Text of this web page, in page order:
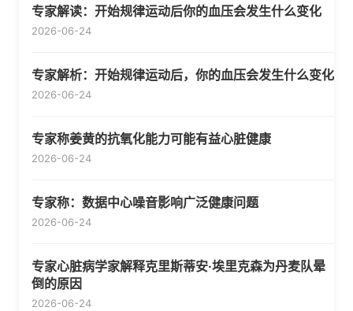
专家解读：开始规律运动后你的血压会发生什么变化
2026-06-24
专家解析：开始规律运动后，你的血压会发生什么变化
2026-06-24
专家称姜黄的抗氧化能力可能有益心脏健康
2026-06-24
专家称：数据中心噪音影响广泛健康问题
2026-06-24
专家心脏病学家解释克里斯蒂安·埃里克森为丹麦队晕
倒的原因
2026-06-24